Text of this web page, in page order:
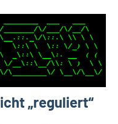
„reguliert“